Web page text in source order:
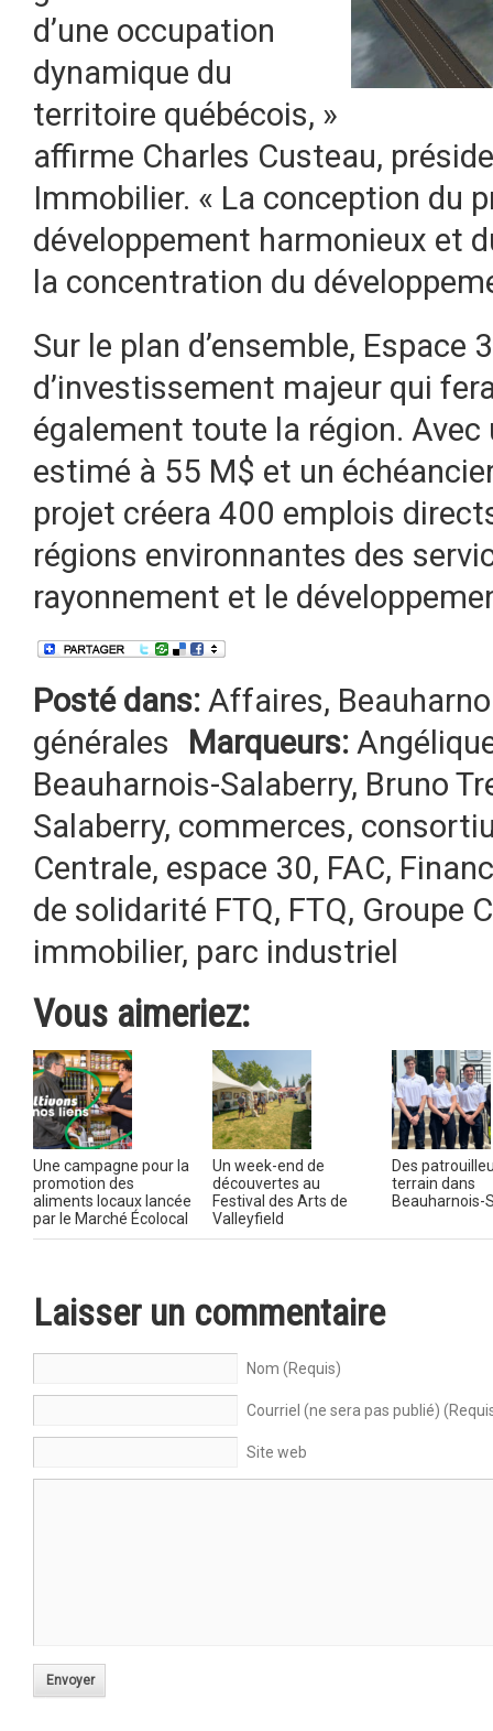
d’une occupation
dynamique du
territoire québécois, »
affirme Charles Custeau,
Immobilier. « La conception du
développement harmonieux et
la concentration du
Sur le plan d’ensemble,
d’investissement majeur qui
également toute la région.
estimé à 55 M$ et un
projet créera 400 emplois
régions environnantes des
rayonnement et le
Posté dans: Affaires,
générales
Marqueurs:
Beauharnois-Salaberry, Bruno
Salaberry, commerces,
Centrale, espace 30, FAC,
de solidarité FTQ, FTQ, Groupe
immobilier, parc industriel
Vous aimeriez:
Une campagne pour la
promotion des
aliments locaux lancée
par le Marché Écolocal
Un week-end de
découvertes au
Festival des Arts de
Valleyfield
Des
terrain dans
Beauharnois-
Laisser un commentaire
Nom (Requis)
Courriel (ne sera pas publié)
Site web
Envoyer